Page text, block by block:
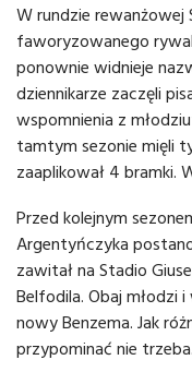
W rundzie
faworyzowanego
ponownie widnieje
dziennikarze zaczęli
wspomnienia z
tamtym sezonie mięli
zaaplikował 4 bramki.
Przed kolejnym
Argentyńczyka
zawitał na Stadio
Belfodila. Obaj
nowy Benzema. Jak
przypominać nie trzeba.